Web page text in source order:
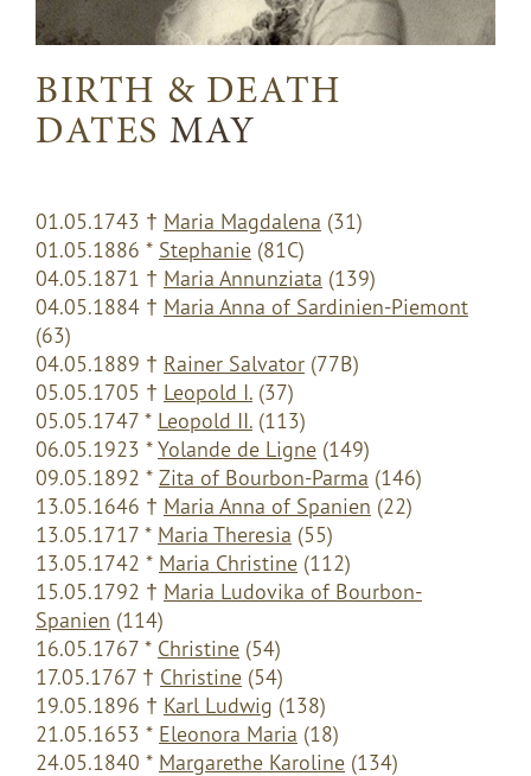
BIRTH & DEATH
DATES MAY
01.05.1743 † Maria Magdalena (31)
01.05.1886 * Stephanie (81C)
04.05.1871 † Maria Annunziata (139)
04.05.1884 † Maria Anna of Sardinien-Piemont
(63)
04.05.1889 † Rainer Salvator (77B)
05.05.1705 † Leopold I. (37)
05.05.1747 * Leopold II. (113)
06.05.1923 *Yolande de Ligne (149)
09.05.1892 * Zita of Bourbon-Parma (146)
13.05.1646 † Maria Anna of Spanien (22)
13.05.1717 * Maria Theresia (55)
13.05.1742 * Maria Christine (112)
15.05.1792 † Maria Ludovika of Bourbon-
Spanien (114)
16.05.1767 * Christine (54)
17.05.1767 † Christine (54)
19.05.1896 † Karl Ludwig (138)
21.05.1653 * Eleonora Maria (18)
24.05.1840 * Margarethe Karoline (134)